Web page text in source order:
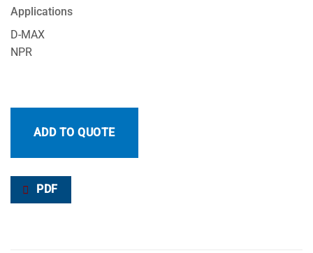
Applications
D-MAX
NPR
ADD TO QUOTE
PDF